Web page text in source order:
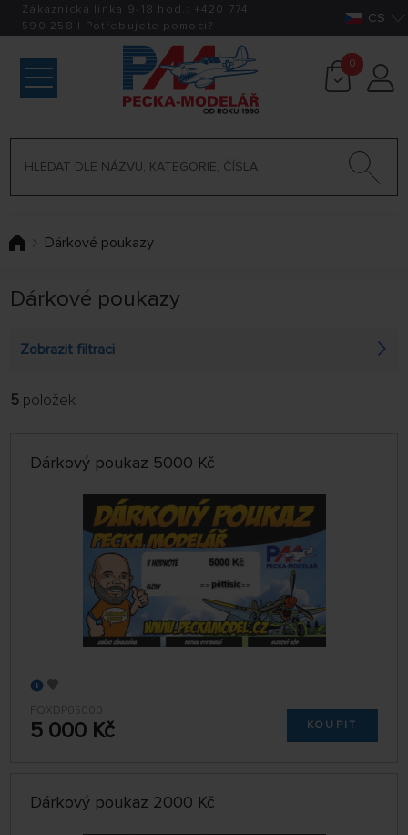
Zákaznická linka 9-18 hod.: +420 774
590 258 | Potřebujete pomoci? CS
0
Dárkové poukazy
Dárkové poukazy
Zobrazit filtraci
POBOČKA
jen skladem
ŘADIT:
32 NA STRÁNCE
5 položek
Dárkový poukaz 5000 Kč
FOXDP05000
5 000 Kč KOUPIT
Dárkový poukaz 2000 Kč